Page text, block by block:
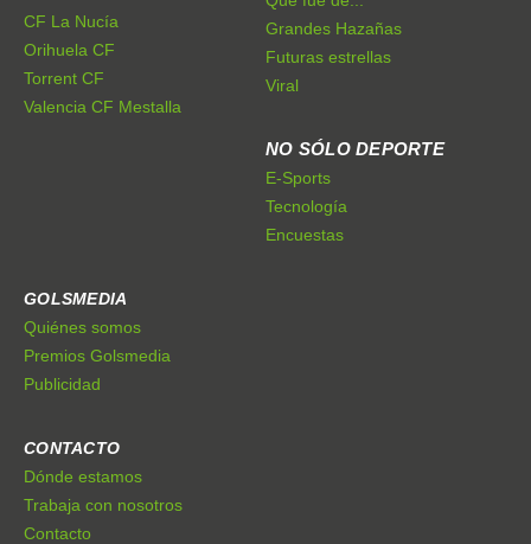
CF La Nucía
Orihuela CF
Torrent CF
Valencia CF Mestalla
Grandes Hazañas
Futuras estrellas
Viral
NO SÓLO DEPORTE
E-Sports
Tecnología
Encuestas
GOLSMEDIA
Quiénes somos
Premios Golsmedia
Publicidad
CONTACTO
Dónde estamos
Trabaja con nosotros
Contacto